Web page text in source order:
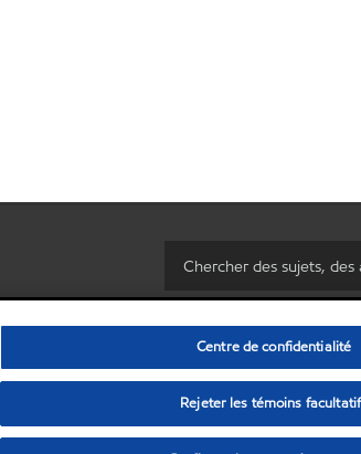
mes informations personnelles) • Politique de
© Copyright 2003-2026Exxon Mobil
Centre de confidentialité
Rejeter les témoins